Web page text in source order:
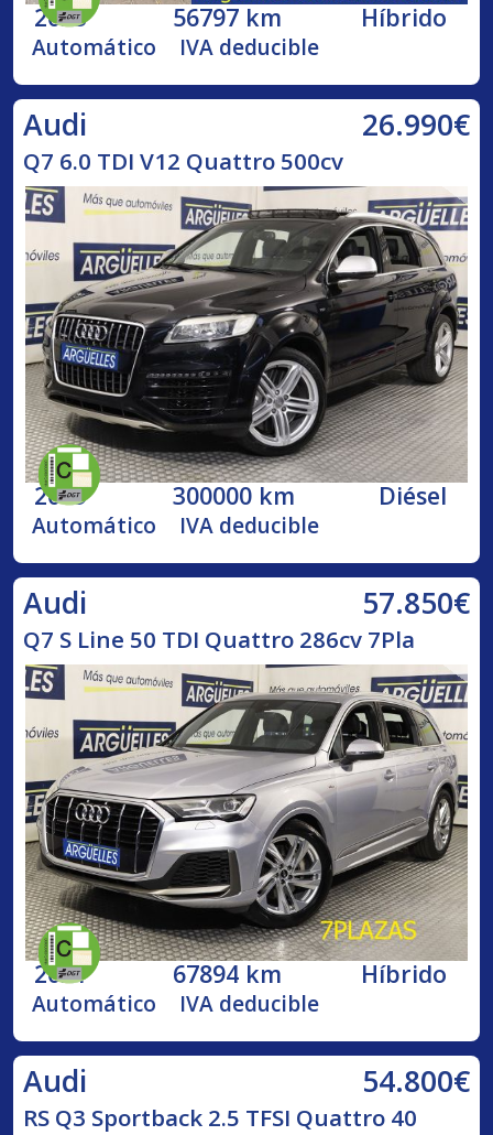
2023 56797 km Híbrido
Automático IVA deducible
Audi 26.990€
Q7 6.0 TDI V12 Quattro 500cv
2009 300000 km Diésel
Automático IVA deducible
Audi 57.850€
Q7 S Line 50 TDI Quattro 286cv 7Pla
2021 67894 km Híbrido
Automático IVA deducible
Audi 54.800€
RS Q3 Sportback 2.5 TFSI Quattro 40